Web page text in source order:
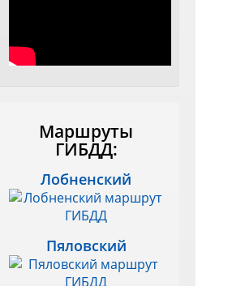
Маршруты
ГИБДД:
Лобненский
Пяловский